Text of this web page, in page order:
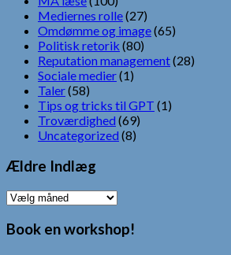
Mediernes rolle(27)
Omdømme og image(65)
Politisk retorik (80)
Reputation management(28)
Sociale medier(1)
Taler(58)
Tips og tricks til GPT (1)
Troværdighed (69)
Uncategorized (8)
Ældre Indlæg
Ældre
Book en workshop!